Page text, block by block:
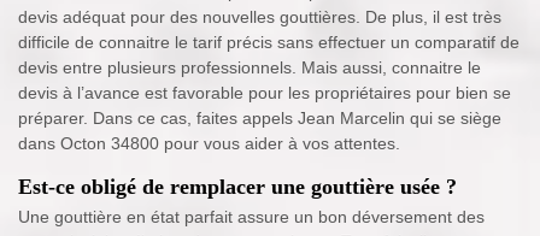
devis adéquat pour des nouvelles gouttières. De plus, il est très
difficile de connaitre le tarif précis sans effectuer un comparatif de
devis entre plusieurs professionnels. Mais aussi, connaitre le
devis à l’avance est favorable pour les propriétaires pour bien se
préparer. Dans ce cas, faites appels Jean Marcelin qui se siège
dans Octon 34800 pour vous aider à vos attentes.
Est-ce obligé de remplacer une gouttière usée ?
Une gouttière en état parfait assure un bon déversement des